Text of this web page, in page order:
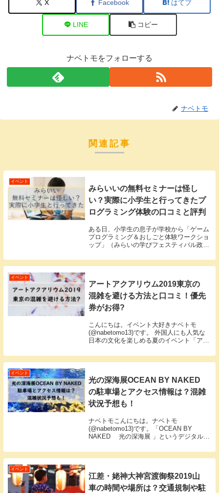
X Facebook はてブ
LINE コピー
ナベトモをフォローする
ナベトモ
関連記事
イベント
みらいいの無料セミナーは怪し
い？実際に小学生と行ってきたプ
ログラミング体験の口コミと評判
ある日、小学生の息子が学校から「ゲーム
プログラミング＆おしごと体験ワークショ
ップ」（みらいの学びフェスティバル政策
ってきました。科学漫画「サバイバル」と
のコラボイベントとあって、息子の目はキ
イベント
アートアクアリウム2019東京の
混雑を避ける方法と口コミ！優先
券がお得?
こんにちは。イベント大好きナベトモ
(@nabetomo13)です。 外国人にも人気な
日本の文化を楽しめる夏のイベント「アー
橋にて7月5日～9月23日まで開催されてい
ます。夏の風物詩、金魚は日本人から...
イベント
光の深海展OCEAN BY NAKED
の駐車場とアクセス情報は？混雑
状況予想も！
ナベトモこんにちは。ナベトモ
(@nabetomo13)です。「OCEAN BY
NAKED 光の深海展 」というデジタルア
月27日(月)まで、横浜駅直通のアソビルで
開催されます。 最先端...
イベント
江差・姥神大神宮渡御祭2019山
車の時間や場所は？交通規制や駐